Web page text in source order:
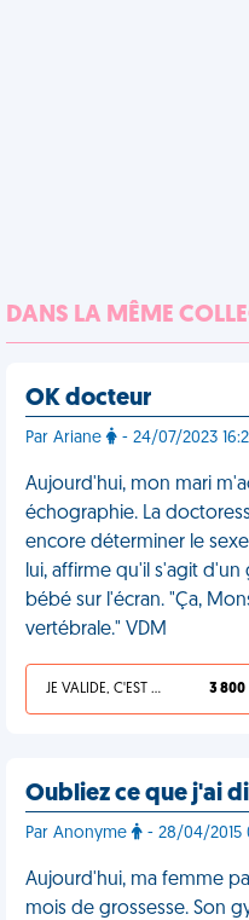
DANS LA MÊME
OK docteur
Par Ariane - 24/07/2023
Aujourd'hui, mon mari
échographie. La
encore déterminer le
lui, affirme qu'il s'agit
bébé sur l'écran. "Ça,
vertébrale." VDM
JE VALIDE, C'EST UNE VDM 3 800
Oubliez ce que j'ai
Par Anonyme - 28/04/2015
Aujourd'hui, ma femme
mois de grossesse. Son